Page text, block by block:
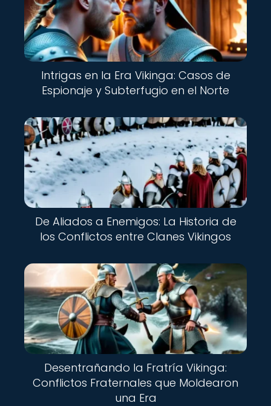
Intrigas en la Era Vikinga: Casos de
Espionaje y Subterfugio en el Norte
De Aliados a Enemigos: La Historia de
los Conflictos entre Clanes Vikingos
Desentrañando la Fratría Vikinga:
Conflictos Fraternales que Moldearon
una Era